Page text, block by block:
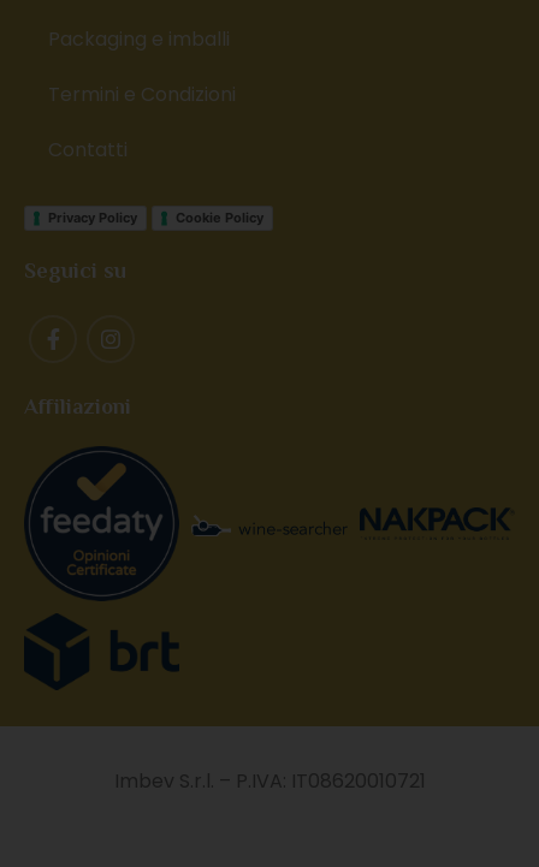
Packaging e imballi
Termini e Condizioni
Contatti
Privacy Policy Cookie Policy
Seguici su
Affiliazioni
Imbev S.r.l. – P.IVA: IT08620010721